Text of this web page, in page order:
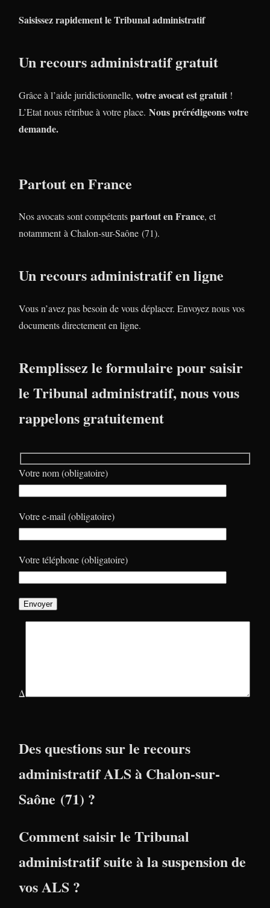
Saisissez rapidement le Tribunal administratif
Un recours administratif gratuit
Grâce à l’aide juridictionnelle, votre avocat est gratuit !
L’Etat nous rétribue à votre place. Nous prérédigeons votre
demande.
Partout en France
Nos avocats sont compétentspartout en France, et
notamment à Chalon-sur-Saône (71).
Un recours administratif en ligne
Vous n’avez pas besoin de vous déplacer. Envoyez nous vos
documents directement en ligne.
Remplissez le formulaire pour saisir
le Tribunal administratif, nous vous
rappelons gratuitement
Votre nom (obligatoire)
Votre e-mail (obligatoire)
Votre téléphone (obligatoire)
Δ
Des questions sur le recours
administratif ALS à Chalon-sur-
Saône (71) ?
Comment saisir le Tribunal
administratif suite à la suspension de
vos ALS ?